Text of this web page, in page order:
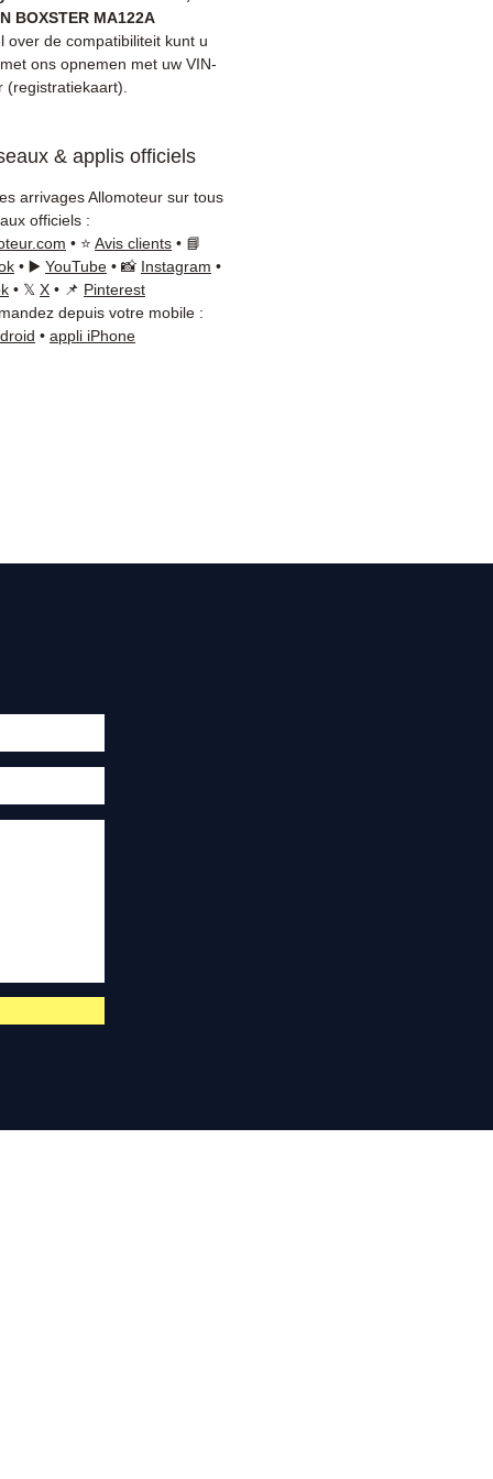
levering met tracking
/ Kuehne+Nagel / DB
klantenservice via
nodig?Neem contact
op via+33 6 38 71 66 54
beschikbaar) —
tot Vrijdag, 9u-18u.
BOXSTER MA122A
over de compatibiliteit kunt u
ons opnemen met uw VIN-
(registratiekaart).
& applis officiels
arrivages Allomoteur sur tous
officiels :
• ⭐ Avis clients • 📘
• ▶️ YouTube • 📸 Instagram •
• 𝕏 X • 📌 Pinterest
depuis votre mobile :
• appli iPhone